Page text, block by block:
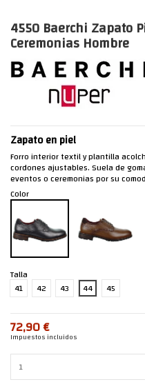
4550 Baerchi Zapato
Ceremonias Hombre
Zapato en piel
Forro interior textil y plantilla
cordones ajustables. Suela de
eventos o ceremonias por su
Color
Talla
41
42 43 44 45
72,90 €
Impuestos incluidos